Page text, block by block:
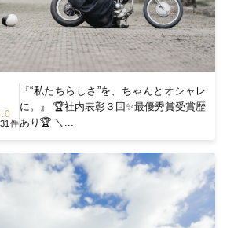
件
『“私たちらしさ”を、ちゃんとオシャレ
に。』 🏆社内表彰３回✨最優秀賞受賞歴
あり🏆 ＼...